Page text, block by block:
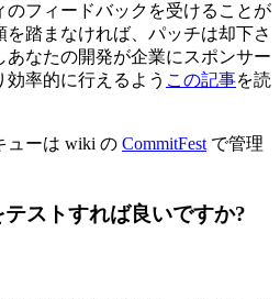
のフィードバックを受けることが
踏まなければ、パッチは却下さ
なたの開発が企業にスポンサー
率的に行えるよう この記事を読
ューは wiki の CommitFestで管理
ストすれば良いですか?